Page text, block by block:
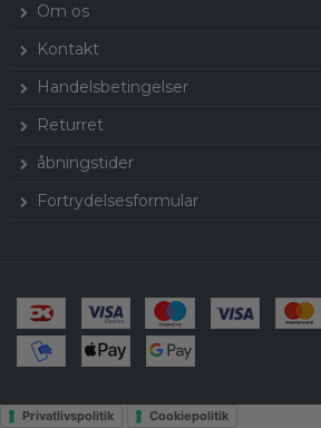
Om os
Kontakt
Handelsbetingelser
Returret
åbningstider
Fortrydelsesformular
Privatlivspolitik Cookiepolitik